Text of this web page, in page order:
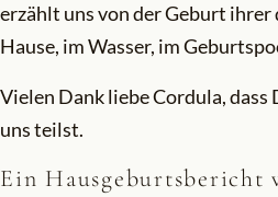
erzählt uns von der Geburt ihrer
Hause, im Wasser, im
Vielen Dank liebe Cordula,
uns teilst.
Ein Hausgeburtsbericht